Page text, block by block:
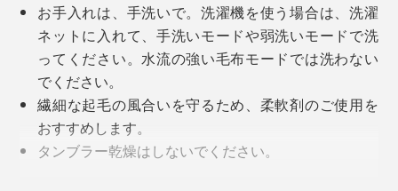
無地なのに、表情のあるグレーは、まるでモダンアート
のようです。毛布1枚だけで、寝室が、洗練された空間
へ。
よくある安価なウールはチクチクしたり、匂いが気にな
ったりもしますが、『SERENE』には感じません。も
ちろん、こっちも買います（笑）」
「無地だけど、濃淡があったり、端が白かったり、深み
がある。グレーの毛布といっても、こんなにかっこいい
毛布はなかなかない。
お手入れは、手洗いで。洗濯機を使う場合は、洗濯
ネットに入れて、手洗いモードや弱洗いモードで洗
ってください。水流の強い毛布モードでは洗わない
でください。
繊細な起毛の風合いを守るため、柔軟剤のご使用を
おすすめします。
タンブラー乾燥はしないでください。